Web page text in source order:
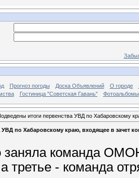
Прогноз погоды Доска Объявлений О городе
Гостиница "Советская Гавань" Фотоальбомы
итоги первенства УВД по Хабаровскому
по Хабаровскому краю, входящее в зачет
заняла команда
третье - команда